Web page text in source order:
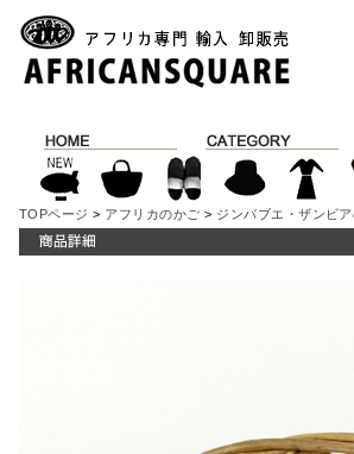
TOPページ > アフリカのかご > ジンバブエ・ザンビ